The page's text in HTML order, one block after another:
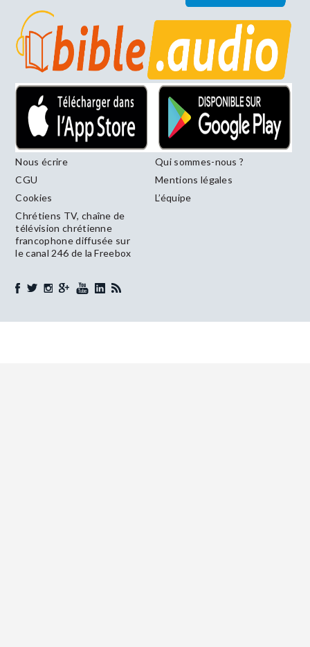
Nous écrire
Qui sommes-nous ?
CGU
Mentions légales
Cookies
L’équipe
Chrétiens TV, chaîne de
télévision chrétienne
francophone diffusée sur
le canal 246 de la Freebox